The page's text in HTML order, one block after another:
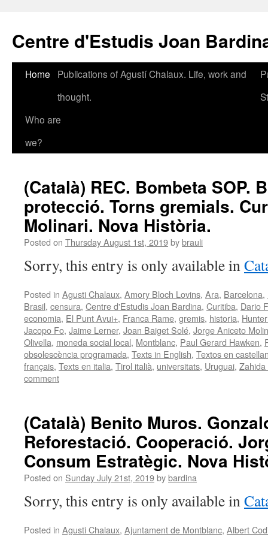
content
Centre d'Estudis Joan
Home
Publications of Agustí Chalaux. Life, work and
thought.
Who are
we?
(Català) REC. Bombeta SOP.
protecció. Torns gremials.
Molinari. Nova Història.
Posted on Thursday August 1st, 2019bybrauli
Sorry, this entry is only available in
Posted in Agusti Chalaux, Amory Bloch Lovins, Ara, Barcelona,
Brasil, censura, Centre d'Estudis Joan Bardina, Curitiba, Dario
economia, El Punt Avui+, Franca Rame, gremis, historia,
Jacopo Fo, Jaime Lerner, Joan Baiget Solé, Jorge Aniceto
Olivella, moneda social local, Montblanc, Paul Gerard Hawken,
obsolescència programada, Texts in English, Textos en
français, Texts en italia, Tirol italià, universitats, Uruguai,
comment
(Català) Benito Muros.
Reforestació. Cooperació.
Consum Estratègic. Nova
Posted on Sunday July 21st, 2019bybardina
Sorry, this entry is only available in
Posted in Agusti Chalaux, Ajuntament de Montblanc, Albert